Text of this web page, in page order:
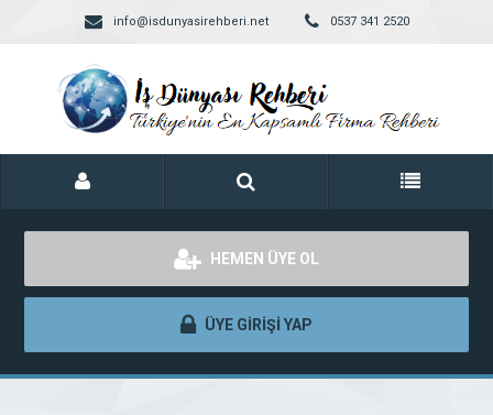
info@isdunyasirehberi.net 0537 341 2520
HEMEN ÜYE OL
ÜYE GİRİŞİ YAP